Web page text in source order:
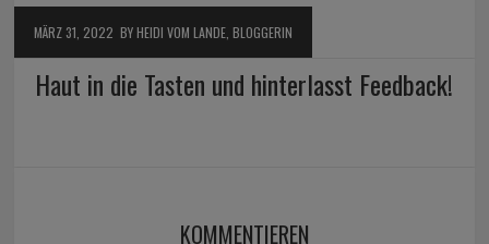
MÄRZ 31, 2022 BY HEIDI VOM LANDE, BLOGGERIN
Haut in die Tasten und hinterlasst Feedback!
KOMMENTIEREN